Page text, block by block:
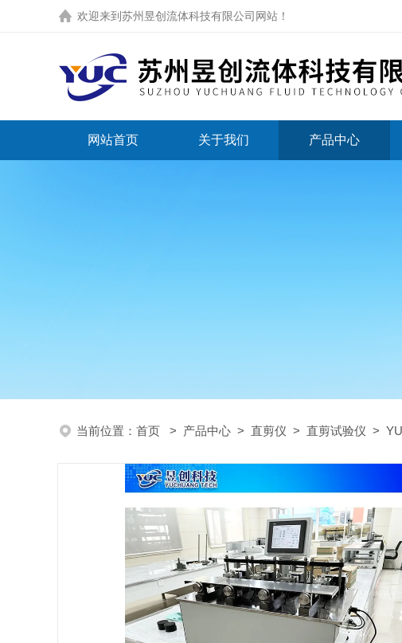
欢迎来到 苏州昱创流体科技有限公司网站 ！
网站首页 关于我们 产品中心
当前位置： 首页 > 产品中心 > 直剪仪 > 直剪试验仪 >